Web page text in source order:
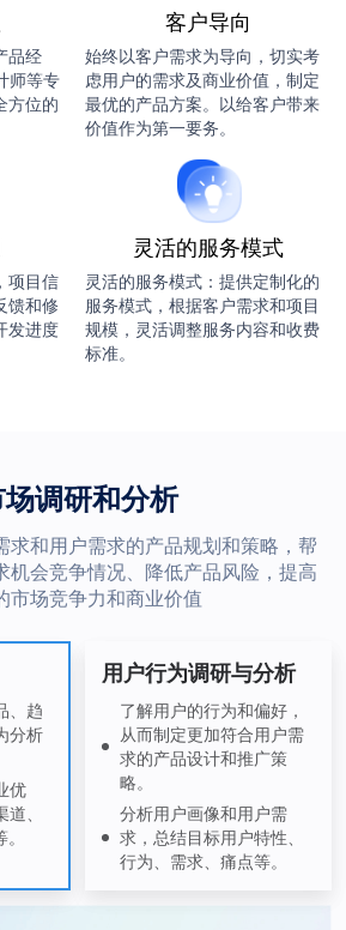
品经
师等专
方位的
客户导向
始终以客户需求为导向，切实考
虑用户的需求及商业价值，制定
最优的产品方案。以给客户带来
价值作为第一要务。
项目信
馈和修
发进度
灵活的服务模式
灵活的服务模式：提供定制化的
服务模式，根据客户需求和项目
规模，灵活调整服务内容和收费
标准。
调研和分析
求和用户需求的产品规划和策略，帮
机会竞争情况、降低产品风险，提高
市场竞争力和商业价值
、趋
分析
优
、
用户行为调研与分析
了解用户的行为和偏好，
从而制定更加符合用户需
求的产品设计和推广策
略。
分析用户画像和用户需
求，总结目标用户特性、
行为、需求、痛点等。